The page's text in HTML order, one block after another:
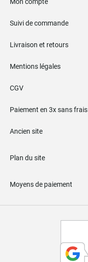
Suivi de commande
Livraison et retours
Mentions légales
CGV
Paiement en 3x sans frais
Ancien site
Plan du site
Moyens de paiement